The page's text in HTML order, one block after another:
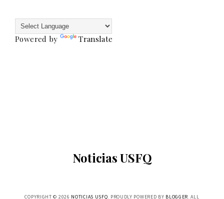
Powered by Translate
Noticias USFQ
COPYRIGHT © 2026 NOTICIAS USFQ. PROUDLY POWERED BY BLOGGER. ALL